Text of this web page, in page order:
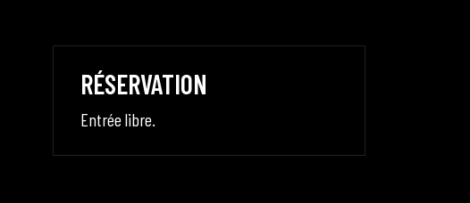
RÉSERVATION
Entrée libre.